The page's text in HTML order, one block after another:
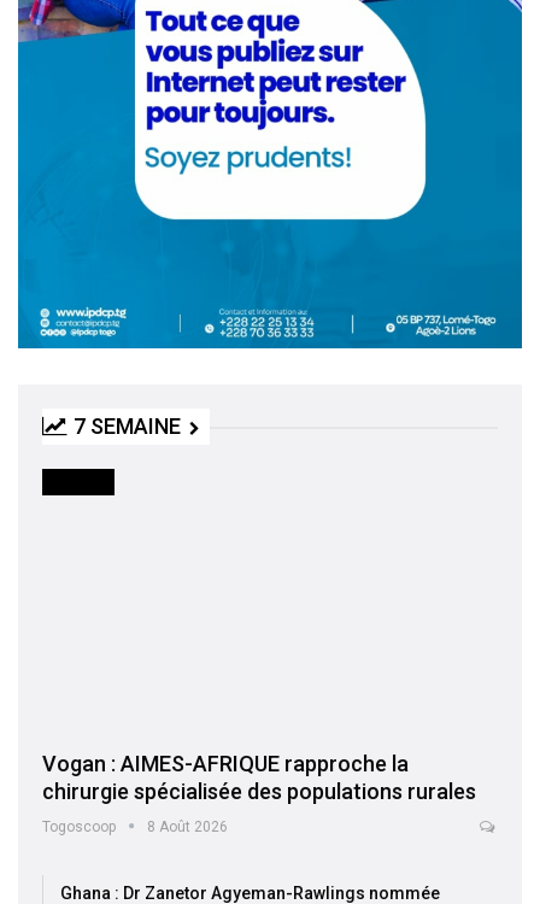
7 SEMAINE
Vogan : AIMES-AFRIQUE rapproche la
chirurgie spécialisée des populations rurales
Togoscoop 8 Août 2026
Ghana : Dr Zanetor Agyeman-Rawlings nommée